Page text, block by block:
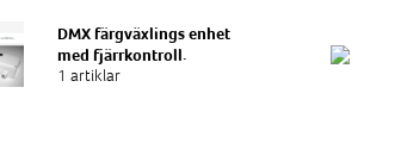
DMX färgväxlings enhet
med fjärrkontroll.
1 artiklar